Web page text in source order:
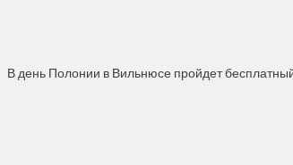
В день Полонии в Вильнюсе пройдет